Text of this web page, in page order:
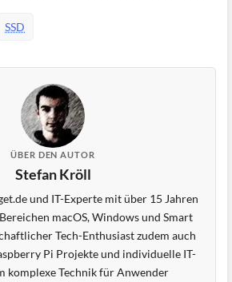
SSD
ÜBER DEN AUTOR
Stefan Kröll
und IT-Experte mit über 15 Jahren
macOS, Windows und Smart
Tech-Enthusiast zudem auch
Pi Projekte und individuelle IT-
komplexe Technik für Anwender